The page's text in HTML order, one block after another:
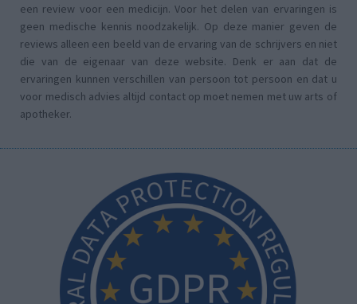
een review voor een medicijn. Voor het delen van ervaringen is
geen medische kennis noodzakelijk. Op deze manier geven de
reviews alleen een beeld van de ervaring van de schrijvers en niet
die van de eigenaar van deze website. Denk er aan dat de
ervaringen kunnen verschillen van persoon tot persoon en dat u
voor medisch advies altijd contact op moet nemen met uw arts of
apotheker.